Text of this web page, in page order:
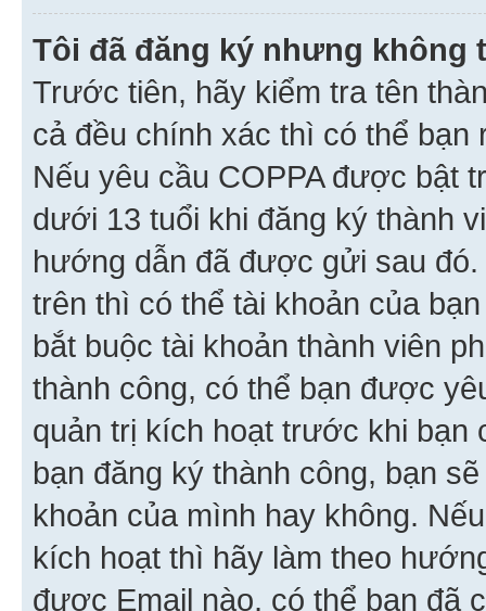
Tôi đã đăng ký nhưng không
Trước tiên, hãy kiểm tra tên
cả đều chính xác thì có thể
Nếu yêu cầu COPPA được bật
dưới 13 tuổi khi đăng ký thành
hướng dẫn đã được gửi sau
trên thì có thể tài khoản của
bắt buộc tài khoản thành viên
thành công, có thể bạn được
quản trị kích hoạt trước khi bạn
bạn đăng ký thành công, bạn
khoản của mình hay không.
kích hoạt thì hãy làm theo
được Email nào, có thể bạn đã